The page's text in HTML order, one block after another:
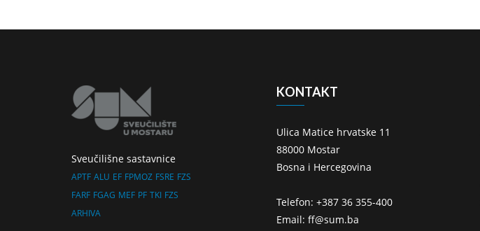
Sveučilišne sastavnice
APTF ALU EF FPMOZ FSRE FZS
FARF FGAG MEF PF TKI FZS
ARHIVA
KONTAKT
Ulica Matice hrvatske 11
88000 Mostar
Bosna i Hercegovina
Telefon: +387 36 355-400
Email: ff@sum.ba